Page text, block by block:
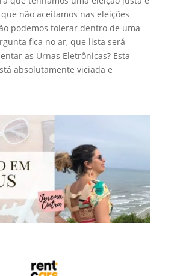
não aceitamos nas eleições
podemos tolerar dentro de uma
fica no ar, que lista será
as Urnas Eletrônicas? Esta
absolutamente viciada e